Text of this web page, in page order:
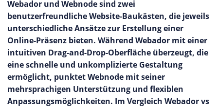
Webador und Webnode sind zwei
benutzerfreundliche Website-Baukästen, die jeweils
unterschiedliche Ansätze zur Erstellung einer
Online-Präsenz bieten. Während Webador mit einer
intuitiven Drag-and-Drop-Oberfläche überzeugt, die
eine schnelle und unkomplizierte Gestaltung
ermöglicht, punktet Webnode mit seiner
mehrsprachigen Unterstützung und flexiblen
Anpassungsmöglichkeiten. Im Vergleich Webador vs